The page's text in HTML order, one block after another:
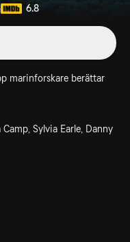
6.8
marinforskare berättar
Sylvia Earle, Danny